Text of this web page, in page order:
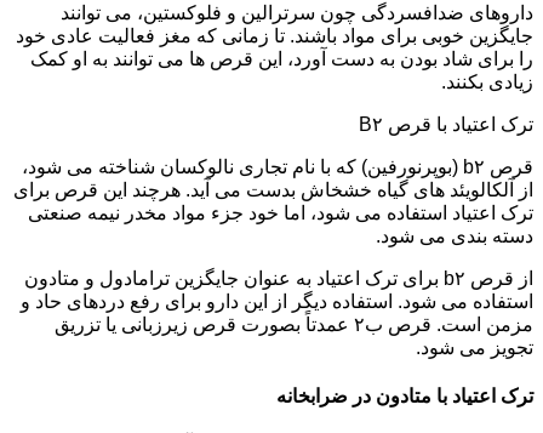
داروهای ضدافسردگی چون سرترالین و فلوکستین، می توانند
جایگزین خوبی برای مواد باشند. تا زمانی که مغز فعالیت عادی خود
را برای شاد بودن به دست آورد، این قرص ها می توانند به او کمک
زیادی بکنند.
ترک اعتیاد با قرص B۲
قرص b۲ (بوپرنورفین) که با نام تجاری نالوکسان شناخته می شود،
از آلکالویئد های گیاه خشخاش بدست می آید. هرچند این قرص برای
ترک اعتیاد استفاده می شود، اما خود جزء مواد مخدر نیمه صنعتی
دسته بندی می شود.
از قرص b۲ برای ترک اعتیاد به عنوان جایگزین ترامادول و متادون
استفاده می شود. استفاده دیگر از این دارو برای رفع دردهای حاد و
مزمن است. قرص ب۲ عمدتاً بصورت قرص زیرزبانی یا تزریق
تجویز می شود.
ترک اعتیاد با متادون در ضرابخانه